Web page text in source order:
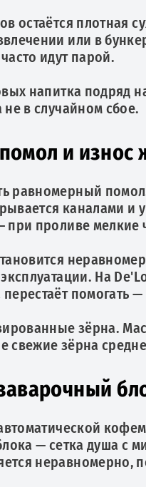
остаётся плотная
или в
идут парой.
напитка подряд
в случайном сбое.
и износ
равномерный
каналами
проливе мелкие
На
помогать
зёрна.
свежие зёрна
— сетка душа с
неравномерно,